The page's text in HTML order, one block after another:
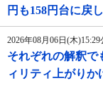
円も158円台に戻
2026年08月06日(木)15:29
それぞれの解釈で
ィリティ上がり